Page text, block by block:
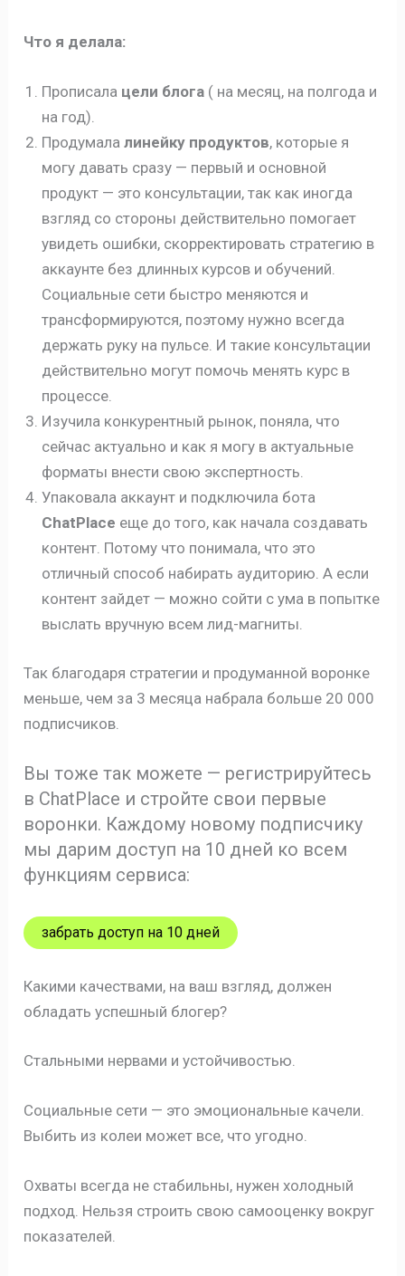
Что я делала:
Прописала цели блога ( на месяц, на полгода и
на год).
Продумалалинейку продуктов, которые я
могу давать сразу — первый и основной
продукт — это консультации, так как иногда
взгляд со стороны действительно помогает
увидеть ошибки, скорректировать стратегию в
аккаунте без длинных курсов и обучений.
Социальные сети быстро меняются и
трансформируются, поэтому нужно всегда
держать руку на пульсе. И такие консультации
действительно могут помочь менять курс в
процессе.
Изучила конкурентный рынок, поняла, что
сейчас актуально и как я могу в актуальные
форматы внести свою экспертность.
Упаковала аккаунт и подключила бота
ChatPlace еще до того, как начала создавать
контент. Потому что понимала, что это
отличный способ набирать аудиторию. А если
контент зайдет — можно сойти с ума в попытке
выслать вручную всем лид-магниты.
Так благодаря стратегии и продуманной воронке
меньше, чем за 3 месяца набрала больше 20 000
подписчиков.
Вы тоже так можете — регистрируйтесь
в ChatPlace и стройте свои первые
воронки. Каждому новому подписчику
мы дарим доступ на 10 дней ко всем
функциям сервиса:
забрать доступ на 10 дней
Какими качествами, на ваш взгляд, должен
обладать успешный блогер?
Стальными нервами и устойчивостью.
Социальные сети — это эмоциональные качели.
Выбить из колеи может все, что угодно.
Охваты всегда не стабильны, нужен холодный
подход. Нельзя строить свою самооценку вокруг
показателей.